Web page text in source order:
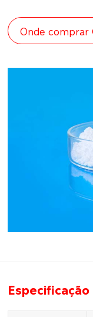
Onde comprar
Especificação